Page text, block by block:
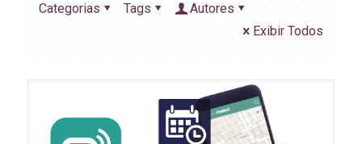
Categorias Tags
Autores
Exibir Todos